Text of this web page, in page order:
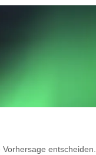
entscheiden.